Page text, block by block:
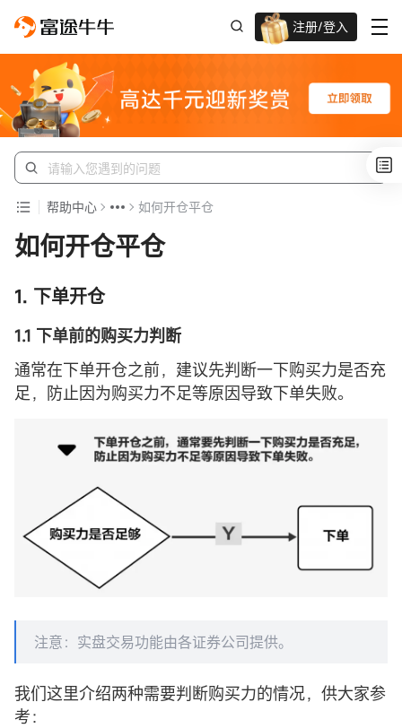
注册/登入
高达千元奖赏
帮助中心 如何开仓平仓
如何开仓平仓
1. 下单开仓
1.1 下单前的购买力判断
通常在下单开仓之前，建议先判断一下购买力是否充
足，防止因为购买力不足等原因导致下单失败。
注意：实盘交易功能由各证券公司提供。
我们这里介绍两种需要判断购买力的情况，供大家参
考：